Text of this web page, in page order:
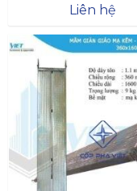
Được xếp
5 sao
Liên hệ